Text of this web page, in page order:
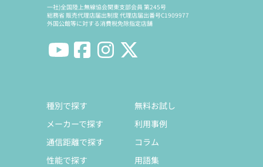
一社)全国陸上無線協会関東支部会員 第245号
総務省 販売代理店届出制度 代理店届出番号C1909977
外国公館等に対する消費税免除指定店舗
種別で探す
メーカーで探す
通信距離で探す
性能で探す
無料お試し
利用事例
コラム
用語集